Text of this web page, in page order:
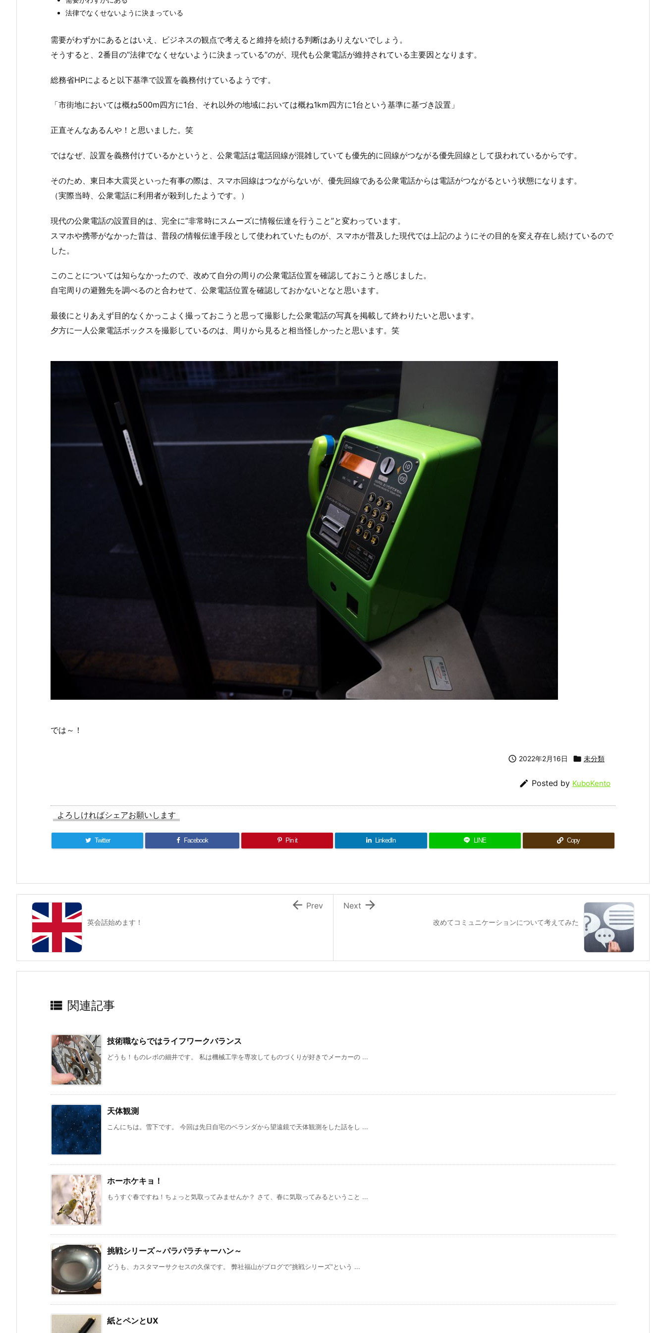
法律でなくせないように決まっている
需要がわずかにあるとはいえ、ビジネスの観点で考えると維持を続ける判断はありえないでしょう。
そうすると、2番目の”法律でなくせないように決まっている”のが、現代も公衆電話が維持されている主要因となります。
総務省HPによると以下基準で設置を義務付けているようです。
市街地においては概ね500m四方に1台、それ以外の地域においては概ね1km四方に1台という基準に基づき設置
正直そんなあるんや！と思いました。笑
ではなぜ、設置を義務付けているかというと、公衆電話は電話回線が混雑していても優先的に回線がつながる優先回線として扱われているからです。
そのため、東日本大震災といった有事の際は、スマホ回線はつながらないが、優先回線である公衆電話からは電話がつながるという状態になります。
（実際当時、公衆電話に利用者が殺到したようです。）
現代の公衆電話の設置目的は、完全に”非常時にスムーズに情報伝達を行うこと”と変わっています。
スマホや携帯がなかった昔は、普段の情報伝達手段として使われていたものが、スマホが普及した現代では上記のようにその目的を変え存在し続けているので
した。
このことについては知らなかったので、改めて自分の周りの公衆電話位置を確認しておこうと感じました。
自宅周りの避難先を調べるのと合わせて、公衆電話位置を確認しておかないとなと思います。
最後にとりあえず目的なくかっこよく撮っておこうと思って撮影した公衆電話の写真を掲載して終わりたいと思います。
夕方に一人公衆電話ボックスを撮影しているのは、周りから見ると相当怪しかったと思います。笑
では～！
 2022年2月16日  未分類
 Posted by KuboKento
よろしければシェアお願いします
Twitter Facebook Pin it LinkedIn LINE Copy
改めてコミュニケーションについて考えてみた

Next
英会話始めます！
 Prev
 関連記事
技術職ならではライフワークバランス
どうも！ものレボの細井です。 私は機械工学を専攻してものづくりが好きでメーカーの ...
天体観測
こんにちは。雪下です。 今回は先日自宅のベランダから望遠鏡で天体観測をした話をし ...
ホーホケキョ！
もうすぐ春ですね！ちょっと気取ってみませんか？ さて、春に気取ってみるということ ...
挑戦シリーズ～パラパラチャーハン～
どうも、カスタマーサクセスの久保です。 弊社福山がブログで”挑戦シリーズ”という ...
紙とペンとUX